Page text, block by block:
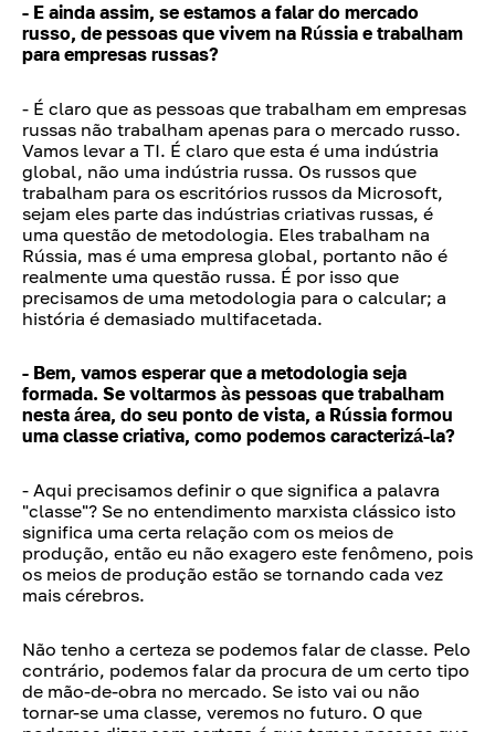
- E ainda assim, se estamos a falar do mercado
russo, de pessoas que vivem na Rússia e trabalham
para empresas russas?
- É claro que as pessoas que trabalham em empresas
russas não trabalham apenas para o mercado russo.
Vamos levar a TI. É claro que esta é uma indústria
global, não uma indústria russa. Os russos que
trabalham para os escritórios russos da Microsoft,
sejam eles parte das indústrias criativas russas, é
uma questão de metodologia. Eles trabalham na
Rússia, mas é uma empresa global, portanto não é
realmente uma questão russa. É por isso que
precisamos de uma metodologia para o calcular; a
história é demasiado multifacetada.
- Bem, vamos esperar que a metodologia seja
formada. Se voltarmos às pessoas que trabalham
nesta área, do seu ponto de vista, a Rússia formou
uma classe criativa, como podemos caracterizá-la?
- Aqui precisamos definir o que significa a palavra
"classe"? Se no entendimento marxista clássico isto
significa uma certa relação com os meios de
produção, então eu não exagero este fenômeno, pois
os meios de produção estão se tornando cada vez
mais cérebros.
Não tenho a certeza se podemos falar de classe. Pelo
contrário, podemos falar da procura de um certo tipo
de mão-de-obra no mercado. Se isto vai ou não
tornar-se uma classe, veremos no futuro. O que